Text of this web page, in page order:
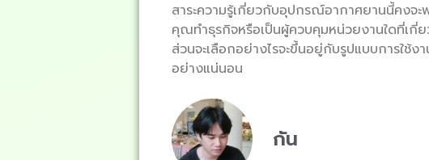
สาระความรู้เกี่ยวกับอุปกรณ์อากาศยานนี้คงจ
คุณทำธุรกิจหรือเป็นผู้ควบคุมหน่วยงานใดที่เกี่
ส่วนจะเลือกอย่างไรจะขึ้นอยู่กับรูปแบบการใช้
อย่างแน่นอน
กัน